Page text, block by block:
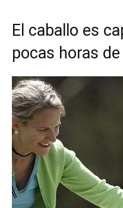
El caballo es
pocas horas